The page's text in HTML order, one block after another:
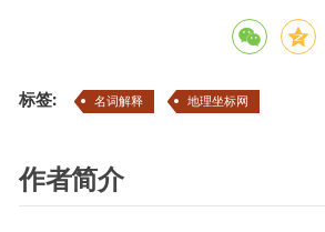
标签: 名词解释 地理坐标网
作者简介